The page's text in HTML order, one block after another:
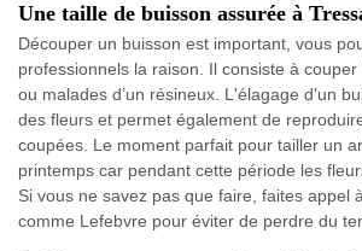
Une taille de buisson assurée à
Découper un buisson est important, vous
professionnels la raison. Il consiste à
ou malades d’un résineux. L'élagage d'un
des fleurs et permet également de
coupées. Le moment parfait pour tailler un
printemps car pendant cette période les
Si vous ne savez pas que faire, faites appel
comme Lefebvre pour éviter de perdre du